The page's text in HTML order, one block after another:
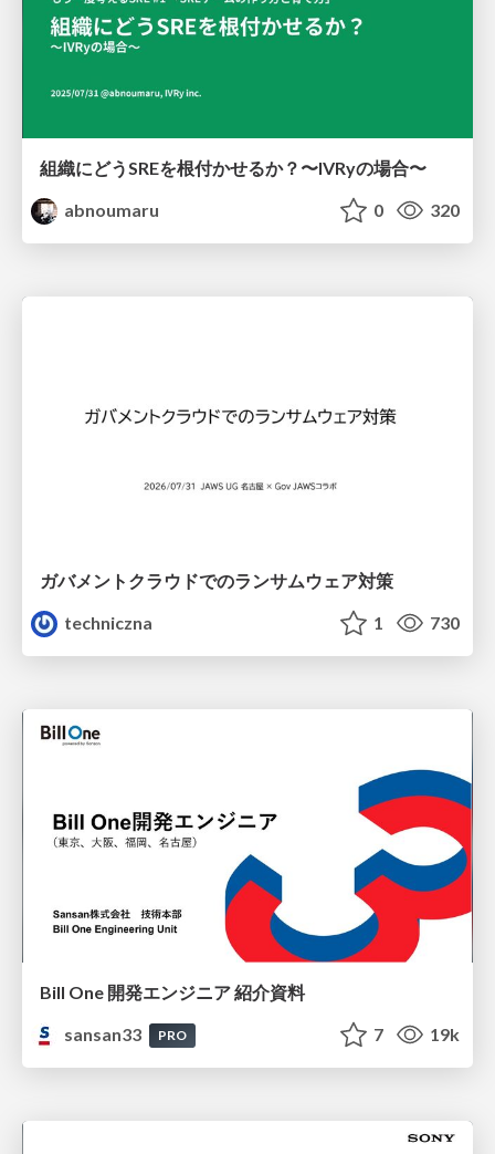
組織にどうSREを根付かせるか？〜IVRyの場合〜
abnoumaru
0 320
ガバメントクラウドでのランサムウェア対策
techniczna
1 730
Bill One 開発エンジニア 紹介資料
sansan33
PRO 7 19k